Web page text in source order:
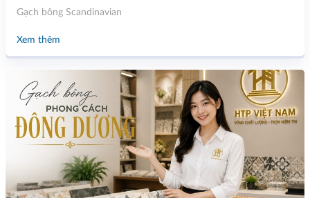
Gạch bông Scandinavian
Xem thêm